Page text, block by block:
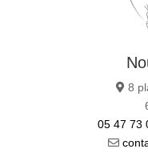
8
05 47 73